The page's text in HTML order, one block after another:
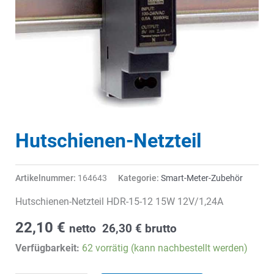
Hutschienen-Netzteil
Artikelnummer: 164643 Kategorie: Smart-Meter-Zubehör
Hutschienen-Netzteil HDR-15-12 15W 12V/1,24A
22,10 € netto 26,30 € brutto
Verfügbarkeit: 62 vorrätig (kann nachbestellt werden)